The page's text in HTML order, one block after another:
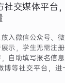
社交媒体平台
入微信公众号、
示，学生无需注
自助填写报名信
博等社交平台，进